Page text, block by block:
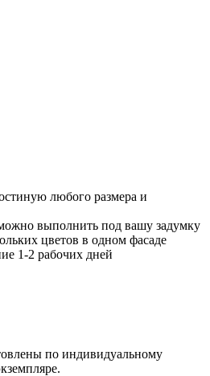
любого размера и
выполнить под вашу задумку
цветов в одном фасаде
1-2 рабочих дней
по индивидуальному